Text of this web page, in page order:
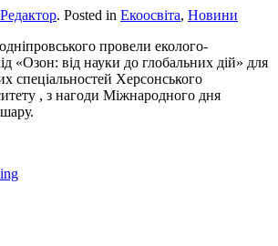
. Posted in Екоосвіта, Новини
провели еколого-
«Озон: від науки до глобальних дій» для
спеціальностей Херсонського
, з нагоди Міжнародного дня